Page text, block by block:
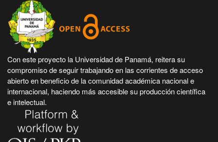
Con este proyecto la Universidad de Panamá, reitera su
compromiso de seguir trabajando en las corrientes de acceso
abierto en beneficio de la comunidad académica nacional e
internacional, haciendo más accesible su producción científica
e intelectual.